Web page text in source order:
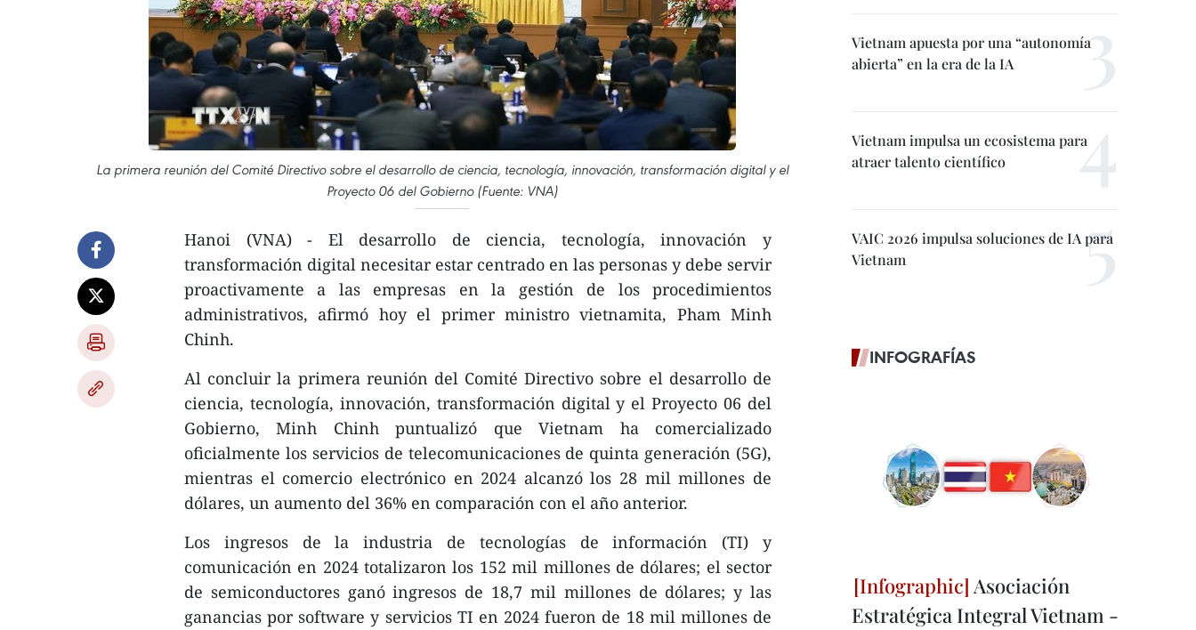
La primera reunión del Comité Directivo sobre el desarrollo de ciencia, tecnología, innovación, transformación digital y el
Proyecto 06 del Gobierno (Fuente: VNA)
Hanoi (VNA) - El desarrollo de ciencia, tecnología, innovación y
transformación digital necesitar estar centrado en las personas y debe servir
proactivamente a las empresas en la gestión de los procedimientos
administrativos, afirmó hoy el primer ministro vietnamita, Pham Minh
Chinh.
Al concluir la primera reunión del Comité Directivo sobre el desarrollo de
ciencia, tecnología, innovación, transformación digital y el Proyecto 06 del
Gobierno, Minh Chinh puntualizó que Vietnam ha comercializado
oficialmente los servicios de telecomunicaciones de quinta generación (5G),
mientras el comercio electrónico en 2024 alcanzó los 28 mil millones de
dólares, un aumento del 36% en comparación con el año anterior.
Los ingresos de la industria de tecnologías de información (TI) y
comunicación en 2024 totalizaron los 152 mil millones de dólares; el sector
de semiconductores ganó ingresos de 18,7 mil millones de dólares; y las
ganancias por software y servicios TI en 2024 fueron de 18 mil millones de
Vietnam apuesta por una “autonomía
abierta” en la era de la IA
Vietnam impulsa un ecosistema para
atraer talento científico
VAIC 2026 impulsa soluciones de IA para
Vietnam
INFOGRAFÍAS
Asociación
Estratégica Integral Vietnam -